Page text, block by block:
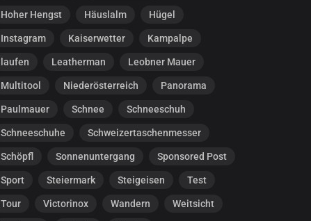
Hoher Hengst Häuslalm Hügel
Instagram Kaiserwetter Kampalpe
laufen Leatherman Leobner Mauer
Multitool Niederösterreich Panorama
Paulmauer Schnee Schneeschuh
Schneeschuhe Schweizertaschenmesser
Schöpfl Sonnenuntergang Sponsored Post
Sport Steiermark Steigeisen Test
Tour Victorinox Wandern Weitsicht